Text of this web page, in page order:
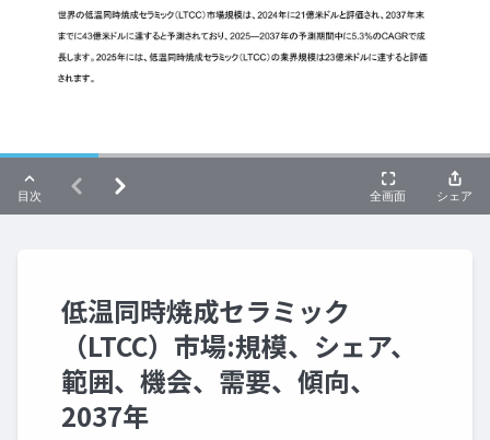
低温同時焼成セラミック
（LTCC）市場:規模、シェア、
範囲、機会、需要、傾向、
2037年